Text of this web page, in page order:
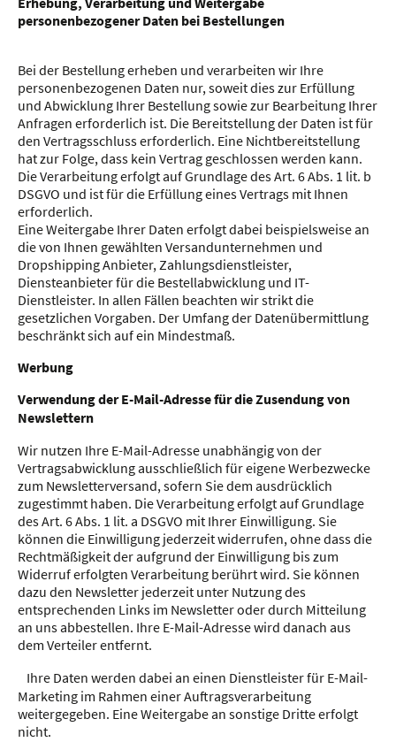
personenbezogener Daten bei Bestellungen
Bei der Bestellung erheben und verarbeiten wir Ihre
personenbezogenen Daten nur, soweit dies zur Erfüllung
und Abwicklung Ihrer Bestellung sowie zur Bearbeitung Ihrer
Anfragen erforderlich ist. Die Bereitstellung der Daten ist für
den Vertragsschluss erforderlich. Eine Nichtbereitstellung
hat zur Folge, dass kein Vertrag geschlossen werden kann.
Die Verarbeitung erfolgt auf Grundlage des Art. 6 Abs. 1 lit. b
DSGVO und ist für die Erfüllung eines Vertrags mit Ihnen
erforderlich.
Eine Weitergabe Ihrer Daten erfolgt dabei beispielsweise an
die von Ihnen gewählten Versandunternehmen und
Dropshipping Anbieter, Zahlungsdienstleister,
Diensteanbieter für die Bestellabwicklung und IT-
Dienstleister. In allen Fällen beachten wir strikt die
gesetzlichen Vorgaben. Der Umfang der Datenübermittlung
beschränkt sich auf ein Mindestmaß.
Werbung
Verwendung der E-Mail-Adresse für die Zusendung von
Newslettern
Wir nutzen Ihre E-Mail-Adresse unabhängig von der
Vertragsabwicklung ausschließlich für eigene Werbezwecke
zum Newsletterversand, sofern Sie dem ausdrücklich
zugestimmt haben. Die Verarbeitung erfolgt auf Grundlage
des Art. 6 Abs. 1 lit. a DSGVO mit Ihrer Einwilligung. Sie
können die Einwilligung jederzeit widerrufen, ohne dass die
Rechtmäßigkeit der aufgrund der Einwilligung bis zum
Widerruf erfolgten Verarbeitung berührt wird. Sie können
dazu den Newsletter jederzeit unter Nutzung des
entsprechenden Links im Newsletter oder durch Mitteilung
an uns abbestellen. Ihre E-Mail-Adresse wird danach aus
dem Verteiler entfernt.
Ihre Daten werden dabei an einen Dienstleister für E-Mail-
Marketing im Rahmen einer Auftragsverarbeitung
weitergegeben. Eine Weitergabe an sonstige Dritte erfolgt
nicht.